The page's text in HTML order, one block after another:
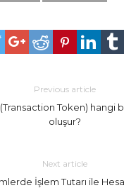
Previous article
Token) hangi
oluşur?
Next article
İşlem Tutarı ile